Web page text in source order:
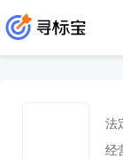
法
经